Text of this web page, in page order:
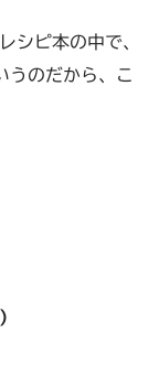
シピ本の中で、
うのだから、こ